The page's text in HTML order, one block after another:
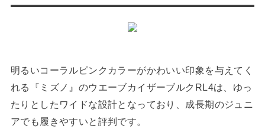
明るいコーラルピンクカラーがかわいい印象を与えてく
れる『ミズノ』のウエーブカイザーブルクRL4は、ゆっ
たりとしたワイドな設計となっており、成長期のジュニ
アでも履きやすいと評判です。